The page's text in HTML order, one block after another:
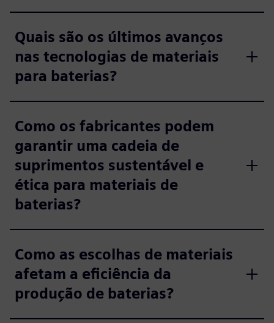
Quais são os últimos avanços
nas tecnologias de materiais
para baterias?
Como os fabricantes podem
garantir uma cadeia de
suprimentos sustentável e
ética para materiais de
baterias?
Como as escolhas de materiais
afetam a eficiência da
produção de baterias?